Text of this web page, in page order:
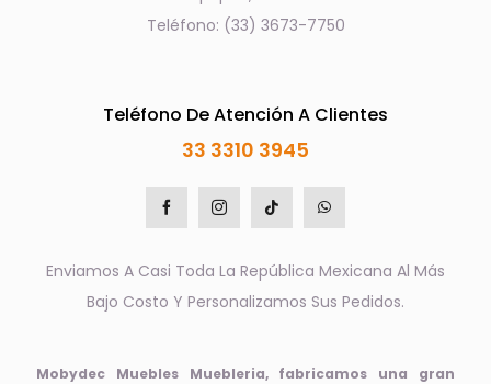
Teléfono: (33) 3673-7750
Teléfono De Atención A Clientes
33 3310 3945
Enviamos A Casi Toda La República Mexicana Al Más
Bajo Costo Y Personalizamos Sus Pedidos.
Mobydec Muebles Muebleria, fabricamos una gran